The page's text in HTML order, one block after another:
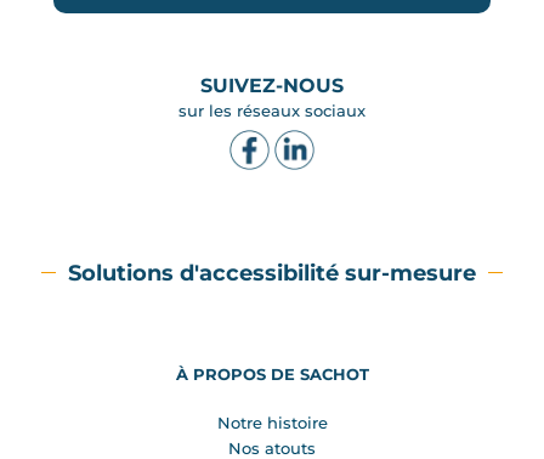
SUIVEZ-NOUS
sur les réseaux sociaux
Solutions d'accessibilité sur-mesure
À PROPOS DE SACHOT
Notre histoire
Nos atouts